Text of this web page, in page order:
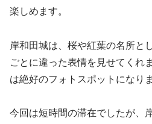
楽しめます。
岸和田城は、桜や紅葉の名所と
ごとに違った表情を見せてくれ
は絶好のフォトスポットになり
今回は短時間の滞在でしたが、